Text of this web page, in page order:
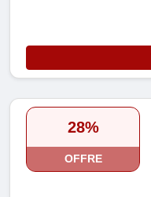
28%
OFFRE